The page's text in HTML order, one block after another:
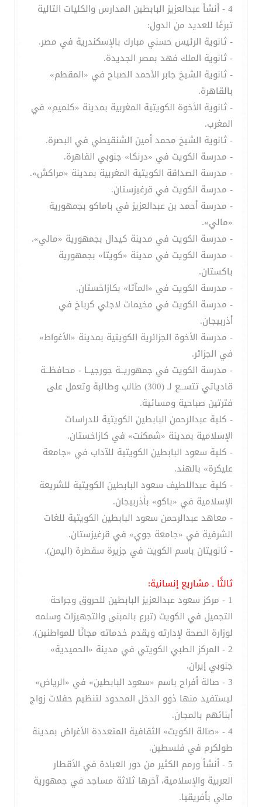
4 - أنشأ عبدالعزيز البابطين المدارس والكليات التالية
تبرعًا للعديد من الدول:
- ثانوية الرئيس حسني مبارك بالإسكندرية في مصر.
- ثانوية الملك فهد بمصر الجديدة.
- ثانوية الشيخ جابر الأحمد الصباح في «المقطم»
بالقاهرة.
- ثانوية الأخوة الكويتية المغربية بمدينة «كلميم» في
المغرب.
- ثانوية الشيخ محمد أمين الشنقيطي في البصرة.
- مدرسة الكويت في «درنكا» جنوبي القاهرة.
- مدرسة الصداقة الكويتية المغربية بمدينة «مراكش».
- مدرسة الكويت في قرغيزستان.
- مدرسة أحمد بن عبدالعزيز في باماكو بجمهورية
«مالي».
- مدرسة الكويت في مدينة كيدال بجمهورية «مالي».
- مدرسة الكويت في مدينة «كويتا» بجمهورية
باكستان.
- مدرسة الكويت في «المآتا» بكازاخستان.
- مدرسة الكويت في مخيمات لاجئي كرباخ في
أذربيجان.
- مدرسة الأخوة الجزائرية الكويتية بمدينة «الأغواط»
في الجزائر.
- مدرسة الكويت في جمهوريــة جورجيــا - محافظــة
قادياتي تتســع لـ (300) طالب وطالبة وتعمل على
فترتين صباحية ومسائية.
- كلية عبدالرحمن البابطين الكويتية للدراسات
الإسلامية بمدينة «شمكنت» في كازاخستان.
- كلية سعود البابطين الكويتية للآداب في «جامعة
عليكرة» بالهند.
- كلية عبداللطيف سعود البابطين الكويتية للشريعة
الإسلامية في «باكو» بأذربيجان.
- معاهد عبدالرحمن سعود البابطين الكويتية للغات
الشرقية في «جامعة جوي» في قرغيزستان.
- ثانويتان باسم الكويت في جزيرة سقطرة (اليمن).
ثالثًا ـ مشاريع إنسانية:
1 - مركز سعود عبدالعزيز البابطين للحروق وجراحة
التجميل في الكويت (تبرع بالمبنى والتجهيزات وسلمه
لوزارة الصحة لإدارته ويقدم خدماته مجانًا للمواطنين).
2 - المركز الطبي الكويتي في مدينة «الحميدية»
جنوبي إيران.
3 - صالة أفراح باسم «سعود البابطين» في «الرياض»
ليستفيد منها ذوو الدخل المحدود لتنظيم حفلات زواج
أبنائهم بالمجان.
4 - «صالة الكويت» الثقافية المتعددة الأغراض بمدينة
طولكرم في فلسطين.
5 - أنشأ ورمم الكثير من دور العبادة في الأقطار
العربية والإسلامية، آخرها ثلاثة مساجد في جمهورية
مالي بأفريقيا.